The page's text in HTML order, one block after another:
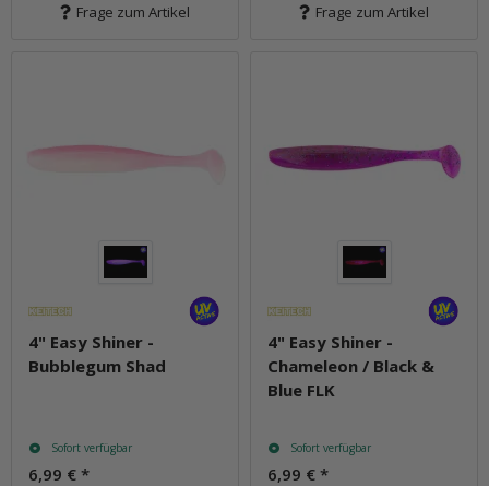
Frage zum Artikel Frage zum Artikel
4" Easy Shiner -
Bubblegum Shad
Sofort verfügbar
6,99 € *
4" Easy Shiner -
Chameleon / Black &
Blue FLK
Sofort verfügbar
6,99 € *